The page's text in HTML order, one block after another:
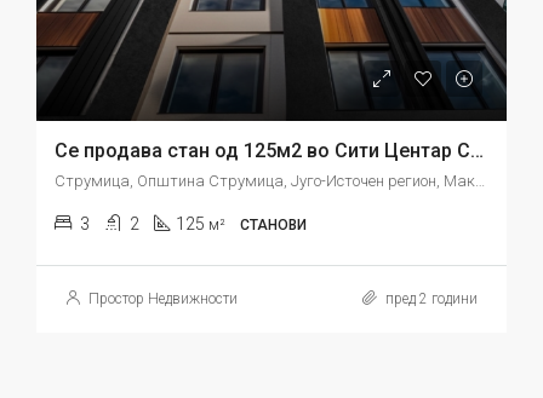
Се продава стан од 125м2 во Сити Центар Струмица
Струмица, Општина Струмица, Југо-Источен регион, Македонија
3 2 125 м² СТАНОВИ
Простор Недвижности пред 2 години